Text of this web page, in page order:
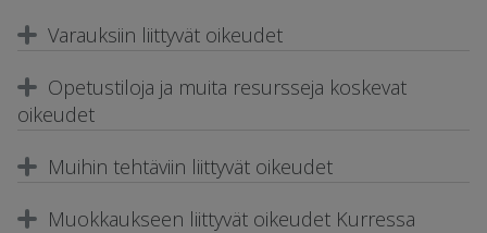
Varauksiin liittyvät oikeudet
Opetustiloja ja muita resursseja koskevat
oikeudet
Muihin tehtäviin liittyvät oikeudet
Muokkaukseen liittyvät oikeudet Kurressa